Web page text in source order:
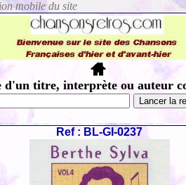
d'un titre, interprète ou auteur
Ref : BL-GI-0237